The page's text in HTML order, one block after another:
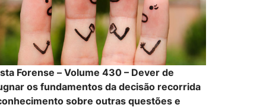
Forense – Volume 430 – Dever de
os fundamentos da decisão recorrida
sobre outras questões e